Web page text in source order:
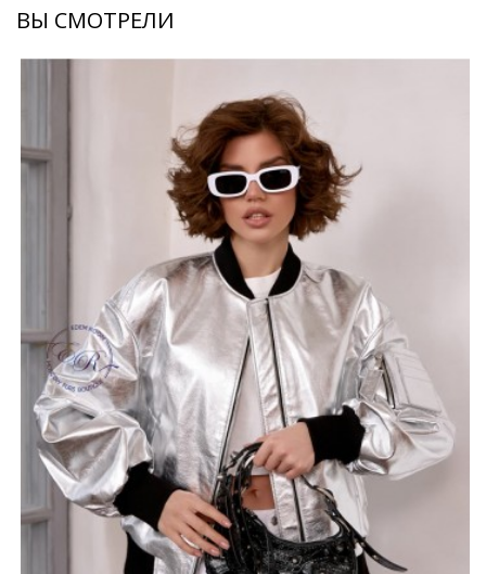
ВЫ СМОТРЕЛИ